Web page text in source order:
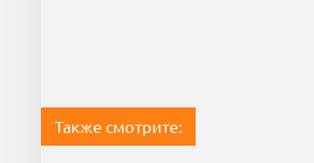
Также смотрите: